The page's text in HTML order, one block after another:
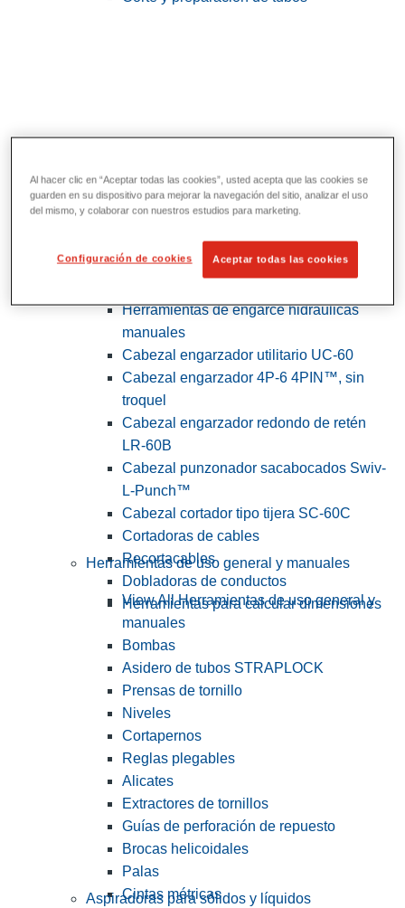
Herramientas de servicios públicos y de
View All Herramientas de servicios
Herramientas de engarce hidráulicas
manuales
Cabezal engarzador utilitario UC-60
Cabezal engarzador 4P-6 4PIN™, sin
troquel
Cabezal engarzador redondo de retén
LR-60B
Cabezal punzonador sacabocados Swiv-
L-Punch™
Cabezal cortador tipo tijera SC-60C
Cortadoras de cables
Recortacables
Dobladoras de conductos
Herramientas para calcular dimensiones
Herramientas de uso general y manuales
View All Herramientas de uso general y
manuales
Bombas
Asidero de tubos STRAPLOCK
Prensas de tornillo
Niveles
Cortapernos
Reglas plegables
Alicates
Extractores de tornillos
Guías de perforación de repuesto
Brocas helicoidales
Palas
Cintas métricas
Aspiradoras para sólidos y líquidos
Al hacer clic en “Aceptar todas las cookies”, usted acepta que las cookies se
guarden en su dispositivo para mejorar la navegación del sitio, analizar el uso
del mismo, y colaborar con nuestros estudios para marketing.
Configuración de cookies Aceptar todas las cookies